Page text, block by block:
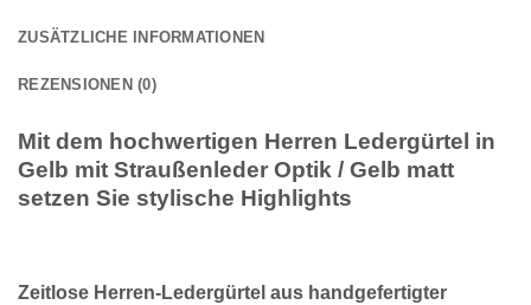
ZUSÄTZLICHE INFORMATIONEN
REZENSIONEN (0)
Mit dem hochwertigen Herren Ledergürtel in
Gelb mit Straußenleder Optik / Gelb matt
setzen Sie stylische Highlights
Zeitlose Herren-Ledergürtel aus handgefertigter